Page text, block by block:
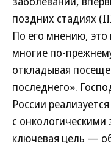
поздних стадиях
По его мнению,
многие по-
откладывая
последнего».
России
с
ключевая цель —